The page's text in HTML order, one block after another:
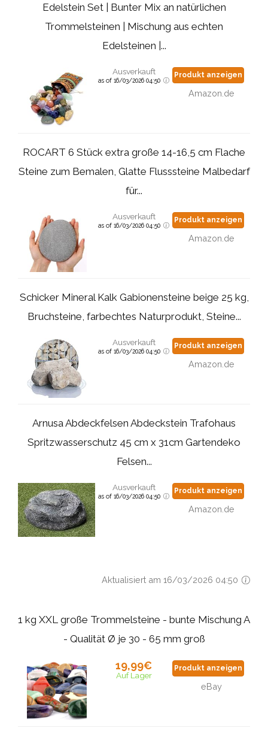
Edelstein Set | Bunter Mix an natürlichen
Trommelsteinen | Mischung aus echten
Edelsteinen |...
Ausverkauft
as of 16/03/2026 04:50
Produkt anzeigen
Amazon.de
ROCART 6 Stück extra große 14-16,5 cm Flache
Steine zum Bemalen, Glatte Flusssteine Malbedarf
für...
Ausverkauft
as of 16/03/2026 04:50
Produkt anzeigen
Amazon.de
Schicker Mineral Kalk Gabionensteine beige 25 kg,
Bruchsteine, farbechtes Naturprodukt, Steine...
Ausverkauft
as of 16/03/2026 04:50
Produkt anzeigen
Amazon.de
Arnusa Abdeckfelsen Abdeckstein Trafohaus
Spritzwasserschutz 45 cm x 31cm Gartendeko
Felsen...
Ausverkauft
as of 16/03/2026 04:50
Produkt anzeigen
Amazon.de
Aktualisiert am 16/03/2026 04:50
1 kg XXL große Trommelsteine - bunte Mischung A
- Qualität Ø je 30 - 65 mm groß
19,99€
Auf Lager
Produkt anzeigen
eBay